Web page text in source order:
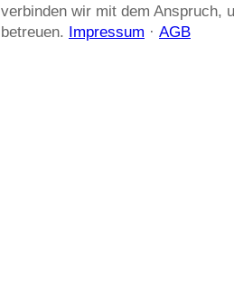
verbinden wir mit dem Anspruch,
betreuen. Impressum · AGB